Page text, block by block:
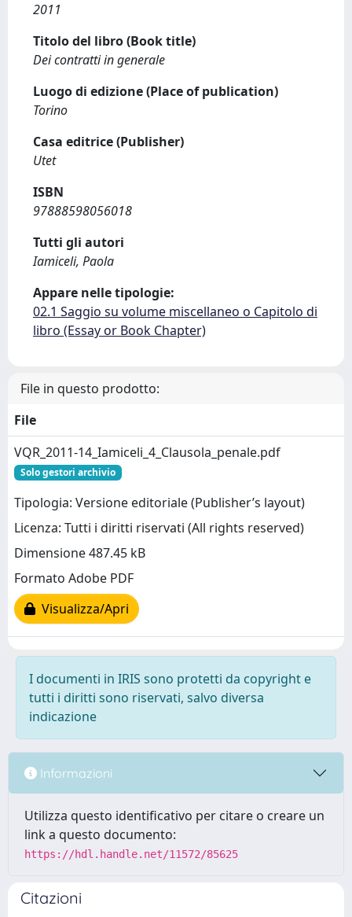
2011
Titolo del libro (Book title)
Dei contratti in generale
Luogo di edizione (Place of publication)
Torino
Casa editrice (Publisher)
Utet
ISBN
97888598056018
Tutti gli autori
Iamiceli, Paola
Appare nelle tipologie:
02.1 Saggio su volume miscellaneo o Capitolo di
libro (Essay or Book Chapter)
File in questo prodotto:
File
VQR_2011-14_Iamiceli_4_Clausola_penale.pdf
Solo gestori archivio
Tipologia: Versione editoriale (Publisher’s layout)
Licenza: Tutti i diritti riservati (All rights reserved)
Dimensione 487.45 kB
Formato Adobe PDF
Visualizza/Apri
I documenti in IRIS sono protetti da copyright e
tutti i diritti sono riservati, salvo diversa
indicazione
Informazioni
Utilizza questo identificativo per citare o creare un
link a questo documento:
https://hdl.handle.net/11572/85625
Citazioni